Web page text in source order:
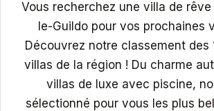
Vous recherchez une villa de
le-Guildo pour vos prochaines
Découvrez notre classement des
villas de la région ! Du charme
villas de luxe avec piscine,
sélectionné pour vous les plus